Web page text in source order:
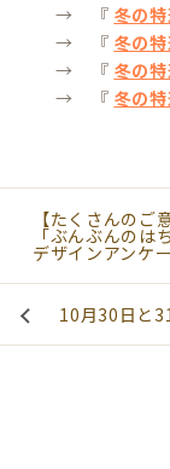
→ 『 冬の
→ 『 冬の
→ 『 冬の
→ 『 冬の
【たくさんの
「ぶんぶんの
デザインアンケ
10月30日と